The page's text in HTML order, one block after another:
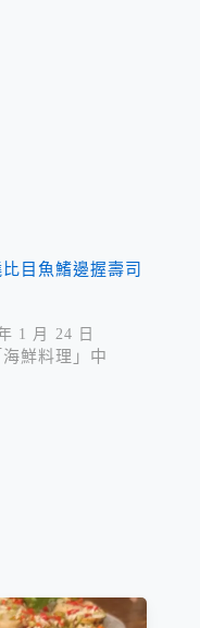
比目魚鰭邊握壽司
1 月 24 日
海鮮料理」中